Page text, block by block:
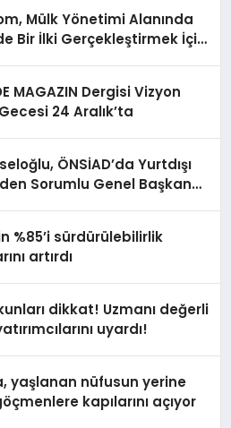
Mülk Yönetimi Alanında
Bir İlki Gerçekleştirmek İçin
MAGAZIN Dergisi Vizyon
24 Aralık’ta
ÖNSİAD’da Yurtdışı
Sorumlu Genel Başkan
%85’i sürdürülebilirlik
artırdı
dikkat! Uzmanı değerli
uyardı!
yaşlanan nüfusun yerine
kapılarını açıyor